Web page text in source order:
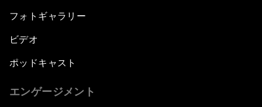
フォトギャラリー
ビデオ
ポッドキャスト
エンゲージメント